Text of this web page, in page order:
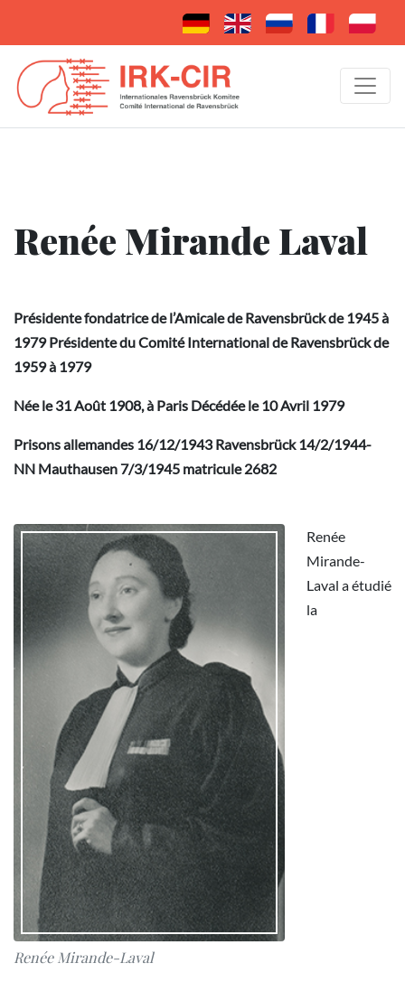
Renée Mirande Laval
Présidente fondatrice de l’Amicale de Ravensbrück de 1945 à
1979 Présidente du Comité International de Ravensbrück de
1959 à 1979
Née le 31 Août 1908, à Paris Décédée le 10 Avril 1979
Prisons allemandes 16/12/1943 Ravensbrück 14/2/1944-
NN Mauthausen 7/3/1945 matricule 2682
Renée Mirande-Laval
Renée
Mirande-
Laval a étudié
la